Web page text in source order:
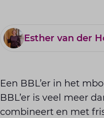
Esther van der
Een BBL’er in het
BBL’er is veel meer
combineert en met